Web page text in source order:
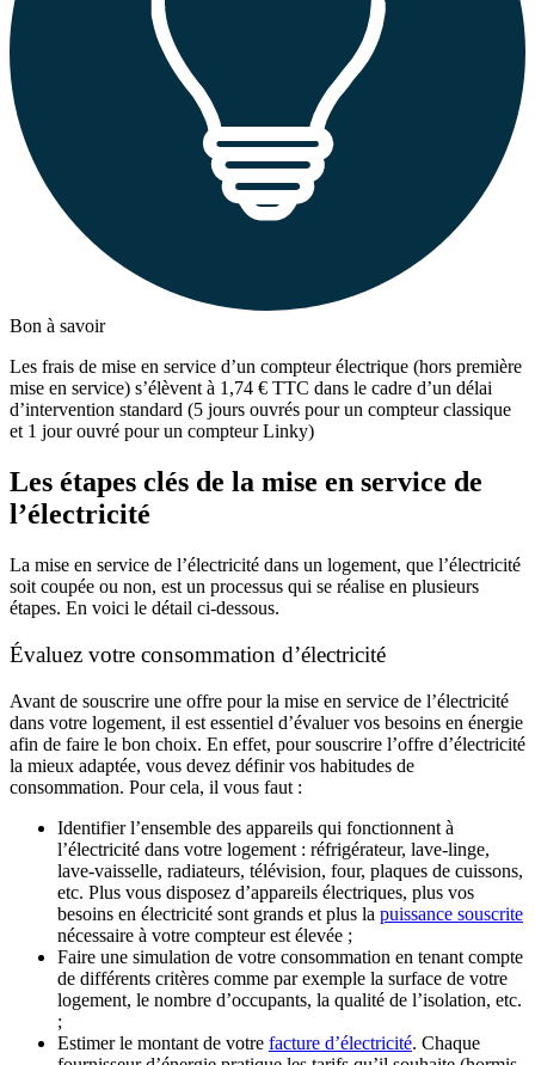
Bon à savoir
Les frais de mise en service d’un compteur électrique (hors première
mise en service) s’élèvent à 1,74 € TTC dans le cadre d’un délai
d’intervention standard (5 jours ouvrés pour un compteur classique
et 1 jour ouvré pour un compteur Linky)
Les étapes clés de la mise en service de
l’électricité
La mise en service de l’électricité dans un logement, que l’électricité
soit coupée ou non, est un processus qui se réalise en plusieurs
étapes. En voici le détail ci-dessous.
Évaluez votre consommation d’électricité
Avant de souscrire une offre pour la mise en service de l’électricité
dans votre logement, il est essentiel d’évaluer vos besoins en énergie
afin de faire le bon choix. En effet, pour souscrire l’offre d’électricité
la mieux adaptée, vous devez définir vos habitudes de
consommation. Pour cela, il vous faut :
Identifier l’ensemble des appareils qui fonctionnent à
l’électricité dans votre logement : réfrigérateur, lave-linge,
lave-vaisselle, radiateurs, télévision, four, plaques de cuissons,
etc. Plus vous disposez d’appareils électriques, plus vos
besoins en électricité sont grands et plus la puissance souscrite
nécessaire à votre compteur est élevée ;
Faire une simulation de votre consommation en tenant compte
de différents critères comme par exemple la surface de votre
logement, le nombre d’occupants, la qualité de l’isolation, etc.
;
Estimer le montant de votre facture d’électricité. Chaque